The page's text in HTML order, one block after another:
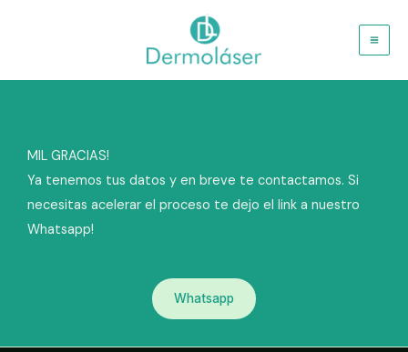
MIL GRACIAS!
Ya tenemos tus datos y en breve te contactamos. Si
necesitas acelerar el proceso te dejo el link a nuestro
Whatsapp!
Whatsapp